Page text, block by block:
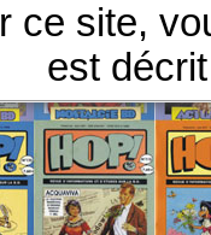
ce site,
est